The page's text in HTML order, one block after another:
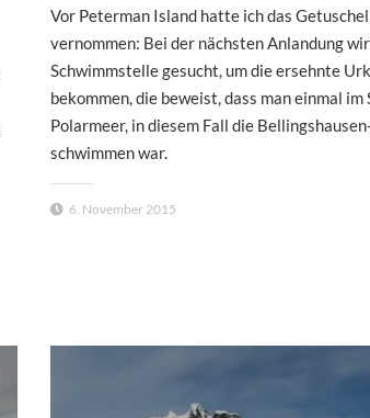
Vor Peterman Island hatte ich das Getuschel
vernommen: Bei der nächsten Anlandung
Schwimmstelle gesucht, um die ersehnte
bekommen, die beweist, dass man einmal im
Polarmeer, in diesem Fall die
schwimmen war.
6. November 2015